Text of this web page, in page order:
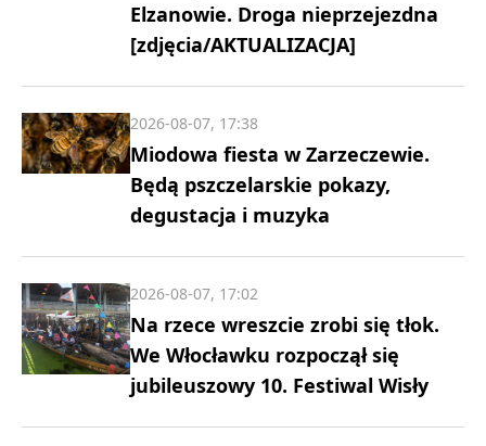
Elzanowie. Droga nieprzejezdna
[zdjęcia/AKTUALIZACJA]
Miodowa fiesta w Zarzeczewie.
Będą pszczelarskie pokazy,
degustacja i muzyka
2026-08-07, 17:38
Na rzece wreszcie zrobi się tłok.
We Włocławku rozpoczął się
jubileuszowy 10. Festiwal Wisły
2026-08-07, 17:02